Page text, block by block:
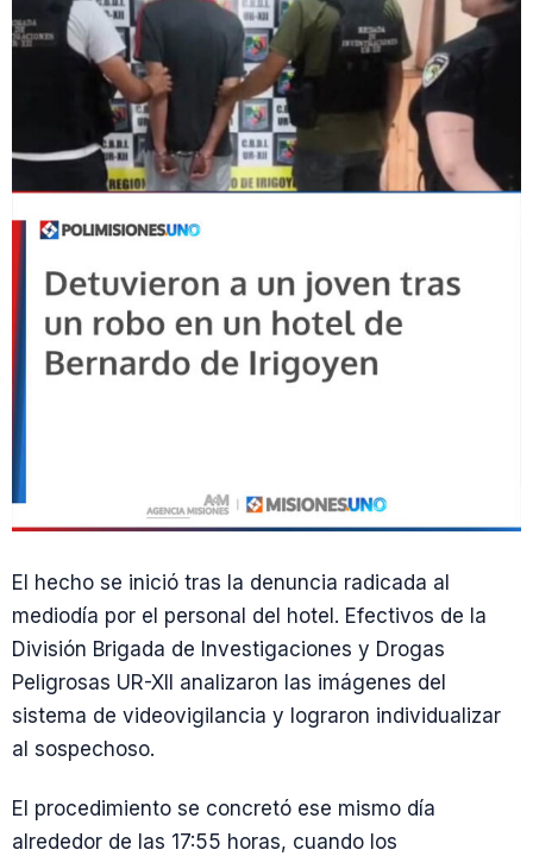
El hecho se inició tras la denuncia radicada al
mediodía por el personal del hotel. Efectivos de la
División Brigada de Investigaciones y Drogas
Peligrosas UR-XII analizaron las imágenes del
sistema de videovigilancia y lograron individualizar
al sospechoso.
El procedimiento se concretó ese mismo día
alrededor de las 17:55 horas, cuando los